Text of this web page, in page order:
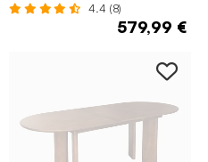
4.4 (8)
579,99 €